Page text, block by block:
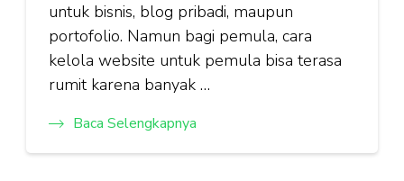
untuk bisnis, blog pribadi, maupun
portofolio. Namun bagi pemula, cara
kelola website untuk pemula bisa terasa
rumit karena banyak …
Baca Selengkapnya